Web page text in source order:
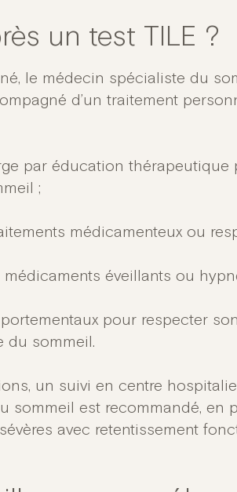
un test TILE ?
le médecin spécialiste du
d’un traitement
par éducation thérapeutique
;
médicamenteux ou
médicaments éveillants ou
pour respecter
du sommeil.
un suivi en centre
sommeil est recommandé, en
avec retentissement